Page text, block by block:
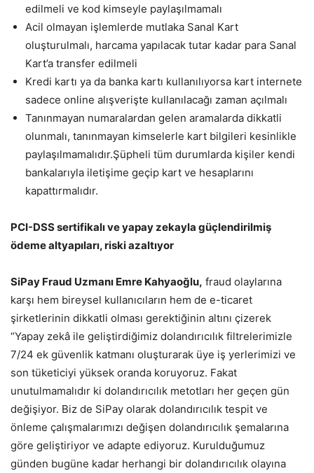
edilmeli ve kod kimseyle paylaşılmamalı
Acil olmayan işlemlerde mutlaka Sanal Kart
oluşturulmalı, harcama yapılacak tutar kadar para Sanal
Kart’a transfer edilmeli
Kredi kartı ya da banka kartı kullanılıyorsa kart internete
sadece online alışverişte kullanılacağı zaman açılmalı
Tanınmayan numaralardan gelen aramalarda dikkatli
olunmalı, tanınmayan kimselerle kart bilgileri kesinlikle
paylaşılmamalıdır.Şüpheli tüm durumlarda kişiler kendi
bankalarıyla iletişime geçip kart ve hesaplarını
kapattırmalıdır.
PCI-DSS sertifikalı ve yapay zekayla güçlendirilmiş
ödeme altyapıları, riski azaltıyor
SiPay Fraud Uzmanı Emre Kahyaoğlu, fraud olaylarına
karşı hem bireysel kullanıcıların hem de e-ticaret
şirketlerinin dikkatli olması gerektiğinin altını çizerek
“Yapay zekâ ile geliştirdiğimiz dolandırıcılık filtrelerimizle
7/24 ek güvenlik katmanı oluşturarak üye iş yerlerimizi ve
son tüketiciyi yüksek oranda koruyoruz. Fakat
unutulmamalıdır ki dolandırıcılık metotları her geçen gün
değişiyor. Biz de SiPay olarak dolandırıcılık tespit ve
önleme çalışmalarımızı değişen dolandırıcılık şemalarına
göre geliştiriyor ve adapte ediyoruz. Kurulduğumuz
günden bugüne kadar herhangi bir dolandırıcılık olayına